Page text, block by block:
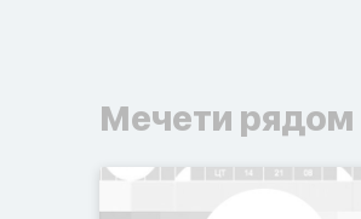
Мечети рядом